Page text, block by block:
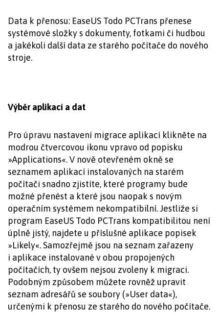
Data k přenosu: EaseUS Todo PCTrans přenese
systémové složky s dokumenty, fotkami či hudbou
a jakékoli další data ze starého počítače do nového
stroje.
Výběr aplikací a dat
Pro úpravu nastavení migrace aplikací klikněte na
modrou čtvercovou ikonu vpravo od popisku
»Applications«. V nově otevřeném okně se
seznamem aplikací instalovaných na starém
počítači snadno zjistíte, které programy bude
možné přenést a které jsou naopak s novým
operačním systémem nekompatibilní. Jestliže si
program EaseUS Todo PCTrans kompatibilitou není
úplně jistý, najdete u příslušné aplikace popisek
»Likely«. Samozřejmě jsou na seznam zařazeny
i aplikace instalované v obou propojených
počítačích, ty ovšem nejsou zvoleny k migraci.
Podobným způsobem můžete rovněž upravit
seznam adresářů se soubory (»User data«),
určenými k přenosu ze starého do nového počítače.